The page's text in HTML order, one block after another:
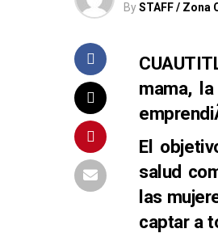
BySTAFF / Zona
mama,
El
salud
las
captar a